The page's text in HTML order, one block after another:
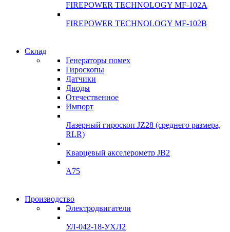
FIREPOWER TECHNOLOGY MF-102A
FIREPOWER TECHNOLOGY MF-102B
Склад
Генераторы помех
Гироскопы
Датчики
Диоды
Отечественное
Импорт
Лазерный гироскоп JZ28 (среднего размера,
RLR)
Кварцевый акселерометр JB2
A75
Производство
Электродвигатели
УЛ-042-18-УХЛ2